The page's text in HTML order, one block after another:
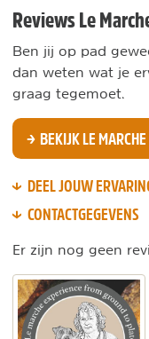
Reviews Le
Ben jij op pad
dan weten wat je
graag tegemoet.
BEKIJK LE
DEEL JOUW
CONTACTGEGEVENS
Er zijn nog geen